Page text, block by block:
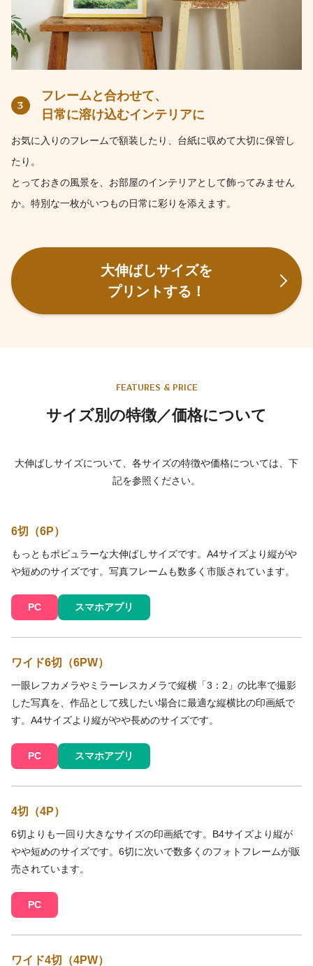
フレームと合わせて、
日常に溶け込むインテリアに
お気に入りのフレームで額装したり、台紙に収めて大切に保管し
たり。
とっておきの風景を、お部屋のインテリアとして飾ってみません
か。特別な一枚がいつもの日常に彩りを添えます。
大伸ばしサイズを
プリントする！
FEATURES & PRICE
サイズ別の特徴／価格について
大伸ばしサイズについて、各サイズの特徴や価格については、下
記を参照ください。
6切（6P）
もっともポピュラーな大伸ばしサイズです。A4サイズより縦がや
や短めのサイズです。写真フレームも数多く市販されています。
PC スマホアプリ
ワイド6切（6PW）
一眼レフカメラやミラーレスカメラで縦横「3：2」の比率で撮影
した写真を、作品として残したい場合に最適な縦横比の印画紙で
す。A4サイズより縦がやや長めのサイズです。
PC スマホアプリ
4切（4P）
6切よりも一回り大きなサイズの印画紙です。B4サイズより縦が
やや短めのサイズです。6切に次いで数多くのフォトフレームが販
売されています。
PC
ワイド4切（4PW）